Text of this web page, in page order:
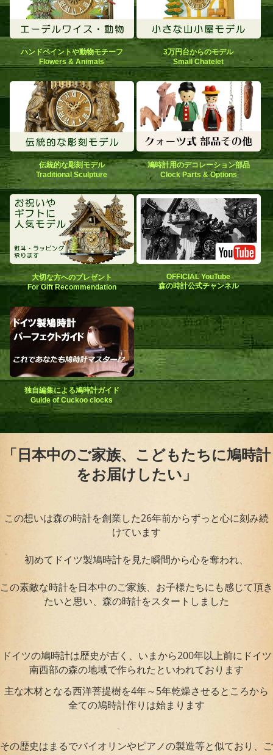
ハンドペイントや動物モチーフ
Flowers & Animals
3万円台からのモデル
Small Chatelet
伝統的な彫刻モデル
Traditional Sculpture
鳩時計用のデコレーション部品
Clock Parts & Options
大切な方へのプレゼント
For Gift Recommendation
OFFICIAL YouTube
森の時計公式チャンネル
独自編集による鳩時計ガイド
Guide of Cuckoo clocks
「日本中のご家族、こどもたちに鳩時計
をお届けしたい」
この想いは森の時計を創業した26年前からずっと心に刻み続
けています
初めてドイツ製鳩時計を見た瞬間から心を奪われ、
この素敵な時計を日本中のご家族、お子様たちにも感じて頂き
たいと思い、森の時計をスタートしました
ドイツの鳩時計は歴史が古く、いまから200年以上前にドイツ
南西部の森の地域で作られたといわれております
主な木材となる西洋菩提樹を4年～5年乾燥させるところから
全ての鳩時計作りは始まります
その歴史はまるでバイオリンやピアノの製造等と似ており、ご